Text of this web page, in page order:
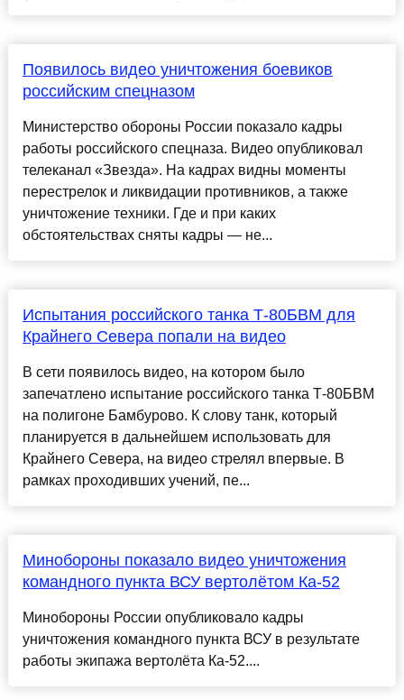
Появилось видео уничтожения боевиков
российским спецназом
Министерство обороны России показало кадры
работы российского спецназа. Видео опубликовал
телеканал «Звезда». На кадрах видны моменты
перестрелок и ликвидации противников, а также
уничтожение техники. Где и при каких
обстоятельствах сняты кадры — не...
Испытания российского танка Т-80БВМ для
Крайнего Севера попали на видео
В сети появилось видео, на котором было
запечатлено испытание российского танка Т-80БВМ
на полигоне Бамбурово. К слову танк, который
планируется в дальнейшем использовать для
Крайнего Севера, на видео стрелял впервые. В
рамках проходивших учений, пе...
Минобороны показало видео уничтожения
командного пункта ВСУ вертолётом Ка-52
Минобороны России опубликовало кадры
уничтожения командного пункта ВСУ в результате
работы экипажа вертолёта Ка-52....